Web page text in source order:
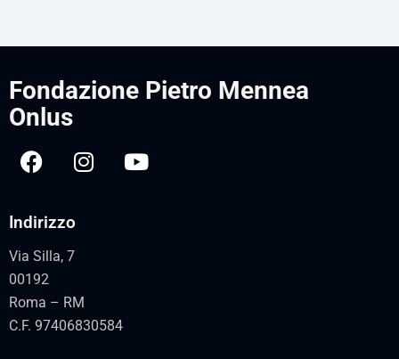
Fondazione Pietro Mennea
Onlus
Indirizzo
Via Silla, 7
00192
Roma – RM
C.F. 97406830584